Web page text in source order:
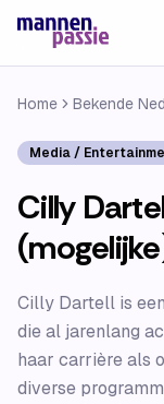
Home Bekende
Media /
Cilly
Cilly Dartell is
die al jarenlang
haar carrière als
diverse